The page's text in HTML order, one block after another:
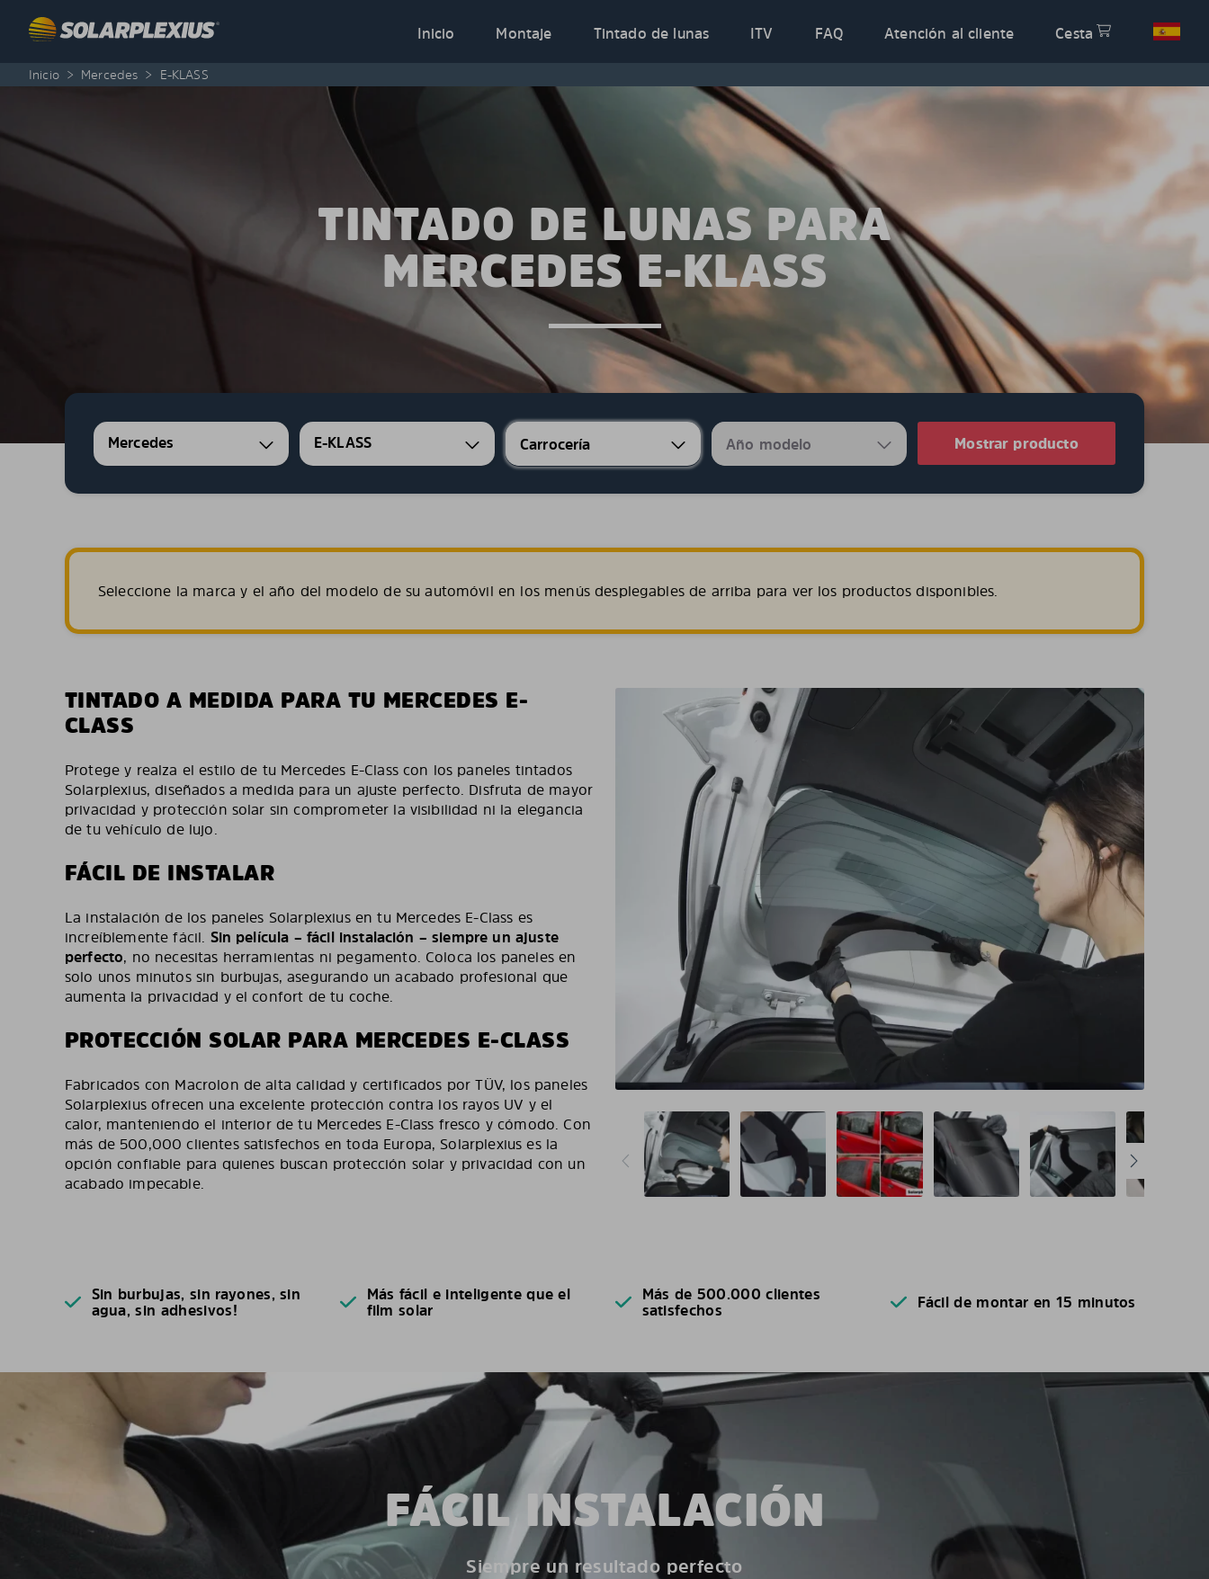
Inicio
Montaje Tintado de lunas ITV FAQ Atención al cliente Cesta
Inicio > Mercedes > E-KLASS
TINTADO DE LUNAS PARA
MERCEDES E-KLASS
Mercedes E-KLASS Mostrar producto
Seleccione la marca y el año del modelo de su automóvil en los menús desplegables de arriba para ver los productos disponibles.
TINTADO A MEDIDA PARA TU MERCEDES E-
CLASS
Protege y realza el estilo de tu Mercedes E-Class con los paneles tintados
Solarplexius, diseñados a medida para un ajuste perfecto. Disfruta de mayor
privacidad y protección solar sin comprometer la visibilidad ni la elegancia
de tu vehículo de lujo.
FÁCIL DE INSTALAR
La instalación de los paneles Solarplexius en tu Mercedes E-Class es
increíblemente fácil. Sin película – fácil instalación – siempre un ajuste
perfecto, no necesitas herramientas ni pegamento. Coloca los paneles en
solo unos minutos sin burbujas, asegurando un acabado profesional que
aumenta la privacidad y el confort de tu coche.
PROTECCIÓN SOLAR PARA MERCEDES E-CLASS
Fabricados con Macrolon de alta calidad y certificados por TÜV, los paneles
Solarplexius ofrecen una excelente protección contra los rayos UV y el
calor, manteniendo el interior de tu Mercedes E-Class fresco y cómodo. Con
más de 500,000 clientes satisfechos en toda Europa, Solarplexius es la
opción confiable para quienes buscan protección solar y privacidad con un
acabado impecable.
Sin burbujas, sin rayones, sin
agua, sin adhesivos!
Más fácil e inteligente que el
film solar
Más de 500.000 clientes
satisfechos
Fácil de montar en 15 minutos
FÁCIL INSTALACIÓN
Siempre un resultado perfecto